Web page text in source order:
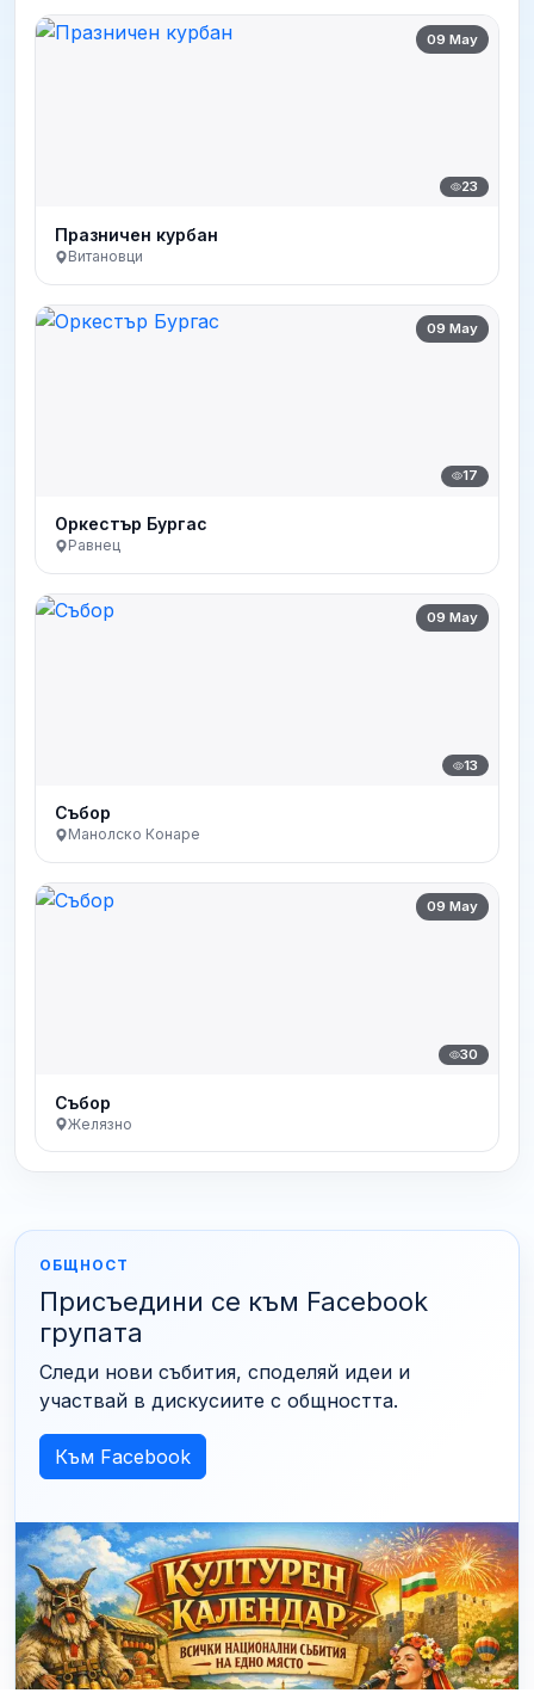
09 May
23
Празничен курбан
Витановци
09 May
17
Оркестър Бургас
Равнец
09 May
13
Събор
Манолско Конаре
09 May
30
Събор
Желязно
ОБЩНОСТ
Присъедини се към Facebook
групата
Следи нови събития, споделяй идеи и
участвай в дискусиите с общността.
Към Facebook